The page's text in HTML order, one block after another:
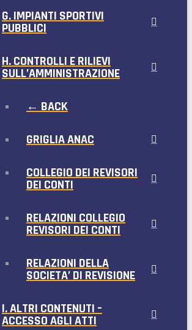
G. IMPIANTI SPORTIVI
PUBBLICI
H. CONTROLLI E RILIEVI
SULL’AMMINISTRAZIONE
← BACK
GRIGLIA ANAC
COLLEGIO DEI REVISORI
DEI CONTI
RELAZIONI COLLEGIO
REVISORI DEI CONTI
RELAZIONI DELLA
SOCIETA’ DI REVISIONE
I. ALTRI CONTENUTI –
ACCESSO AGLI ATTI